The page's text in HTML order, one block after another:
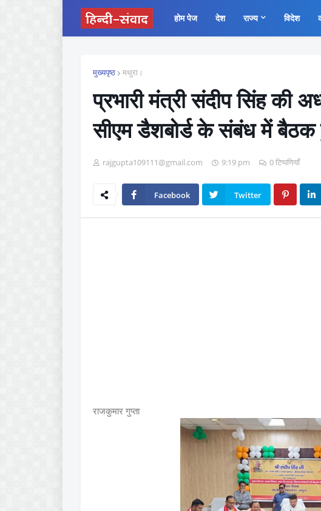
होम पेज देश राज्य विदेश
मुख्यपृष्ठ मथुरा।
प्रभारी मंत्री संदीप सिंह की
सीएम डैशबोर्ड के संबंध में बैठक
rajgupta109111@gmail.com 9:19 pm 0 टिप्पणियाँ
Facebook Twitter
राजकुमार गुप्ता